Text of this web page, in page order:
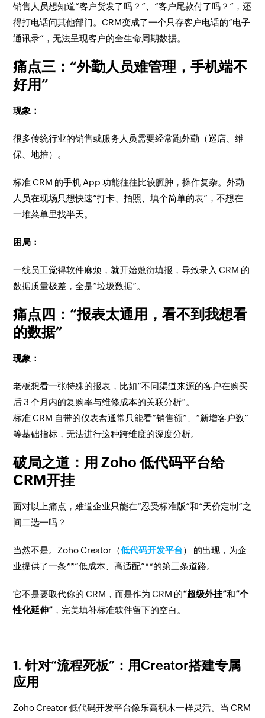
销售人员想知道“客户货发了吗？”、“客户尾款付了吗？”，还
得打电话问其他部门。CRM变成了一个只存客户电话的“电子
通讯录”，无法呈现客户的全生命周期数据。
痛点三：“外勤人员难管理，手机端不
好用”
现象：
很多传统行业的销售或服务人员需要经常跑外勤（巡店、维
保、地推）。
标准 CRM 的手机 App 功能往往比较臃肿，操作复杂。外勤
人员在现场只想快速“打卡、拍照、填个简单的表”，不想在
一堆菜单里找半天。
困局：
一线员工觉得软件麻烦，就开始敷衍填报，导致录入 CRM 的
数据质量极差，全是“垃圾数据”。
痛点四：“报表太通用，看不到我想看
的数据”
现象：
老板想看一张特殊的报表，比如“不同渠道来源的客户在购买
后 3 个月内的复购率与维修成本的关联分析”。
标准 CRM 自带的仪表盘通常只能看“销售额”、“新增客户数”
等基础指标，无法进行这种跨维度的深度分析。
破局之道：用 Zoho 低代码平台给
CRM开挂
面对以上痛点，难道企业只能在“忍受标准版”和“天价定制”之
间二选一吗？
当然不是。Zoho Creator（低代码开发平台） 的出现，为企
业提供了一条**“低成本、高适配”**的第三条道路。
它不是要取代你的 CRM，而是作为 CRM 的“超级外挂”和“个
性化延伸” ，完美填补标准软件留下的空白。
1. 针对“流程死板”：用Creator搭建专属
应用
Zoho Creator 低代码开发平台像乐高积木一样灵活。当 CRM